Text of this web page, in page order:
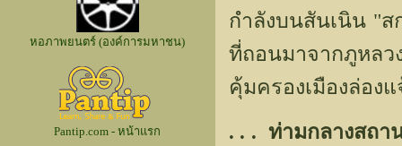
หอภาพยนตร์ (องค์การมหาชน)
Pantip.com - หน้าแรก
กำลังบนสันเนิน "
ที่ถอนมาจากภูหล
คุ้มครองเมืองล่องแ
. . . ท่ามกลางสถา